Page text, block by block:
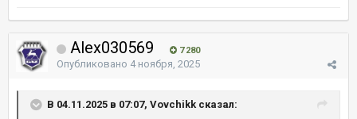
Alex030569 7 280
Опубликовано 4 ноября, 2025
В 04.11.2025 в 07:07, Vovchikk сказал: